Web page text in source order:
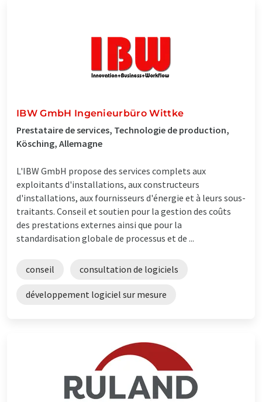
IBW GmbH Ingenieurbüro Wittke
Prestataire de services, Technologie de production,
Kösching, Allemagne
L'IBW GmbH propose des services complets aux
exploitants d'installations, aux constructeurs
d'installations, aux fournisseurs d'énergie et à leurs sous-
traitants. Conseil et soutien pour la gestion des coûts
des prestations externes ainsi que pour la
standardisation globale de processus et de ...
conseil consultation de logiciels
développement logiciel sur mesure